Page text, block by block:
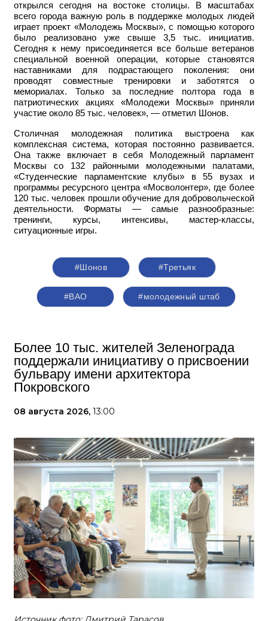
открылся сегодня на востоке столицы. В масштабах
всего города важную роль в поддержке молодых людей
играет проект «Молодежь Москвы», с помощью которого
было реализовано уже свыше 3,5 тыс. инициатив.
Сегодня к нему присоединяется все больше ветеранов
специальной военной операции, которые становятся
наставниками для подрастающего поколения: они
проводят совместные тренировки и заботятся о
мемориалах. Только за последние полтора года в
патриотических акциях «Молодежи Москвы» приняли
участие около 85 тыс. человек», — отметил Шонов.
Столичная молодежная политика выстроена как
комплексная система, которая постоянно развивается.
Она также включает в себя Молодежный парламент
Москвы со 132 районными молодежными палатами,
«Студенческие парламентские клубы» в 55 вузах и
программы ресурсного центра «Мосволонтер», где более
120 тыс. человек прошли обучение для добровольческой
деятельности. Форматы — самые разнообразные:
тренинги, курсы, интенсивы, мастер-классы,
ситуационные игры.
#Шонов #Третьяк
#ВАО #молодежный штаб
Более 10 тыс. жителей Зеленограда
поддержали инициативу о присвоении
бульвару имени архитектора
Покровского
08 августа 2026, 13:00